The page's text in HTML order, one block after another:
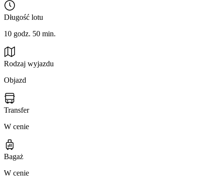
Długość lotu
10 godz. 50 min.
Rodzaj wyjazdu
Objazd
Transfer
W cenie
Bagaż
W cenie